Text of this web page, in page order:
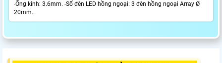
-Ống kính: 3.6mm. -Số đèn LED hồng ngoại: 3 đèn hồng ngoại Array Ø
20mm.